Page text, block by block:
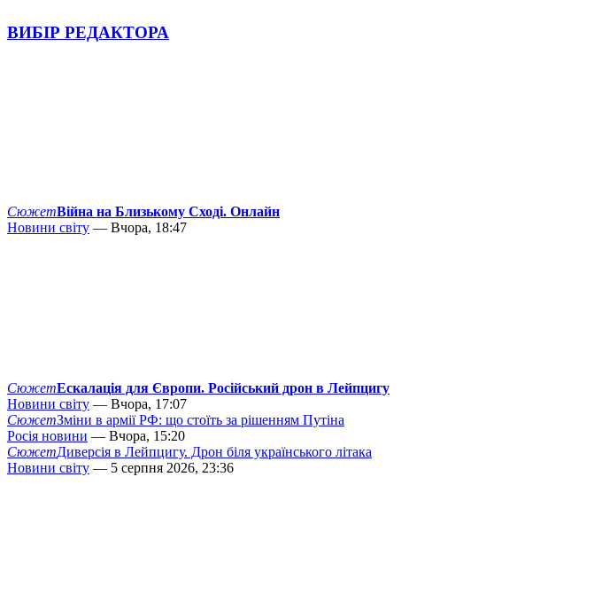
ВИБІР РЕДАКТОРА
СюжетВійна на Близькому Сході. Онлайн
Новини світу — Вчора, 18:47
СюжетЕскалація для Європи. Російський дрон в Лейпцигу
Новини світу — Вчора, 17:07
СюжетЗміни в армії РФ: що стоїть за рішенням Путіна
Росія новини — Вчора, 15:20
СюжетДиверсія в Лейпцигу. Дрон біля українського літака
Новини світу — 5 серпня 2026, 23:36